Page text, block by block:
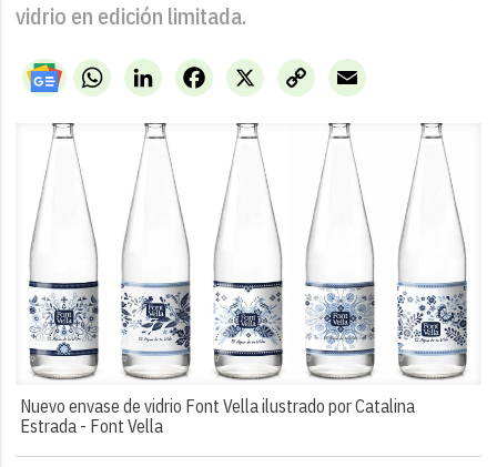
vidrio en edición limitada.
WhatsAppLinkedIn X
Facebook
Copy
Link
Email
Nuevo envase de vidrio Font Vella ilustrado por Catalina
Estrada - Font Vella